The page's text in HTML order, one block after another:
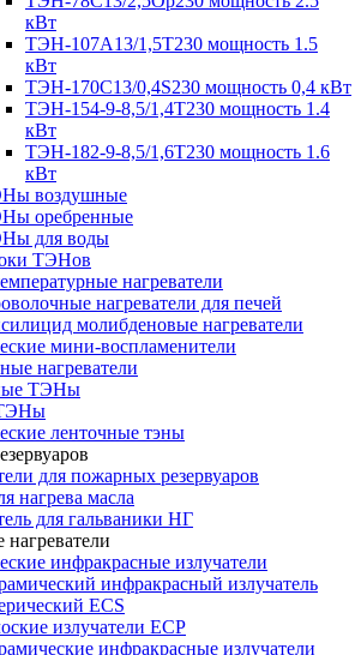
кВт
ТЭН-107А13/1,5Т230 мощность 1.5
кВт
ТЭН-170C13/0,4S230 мощность 0,4 кВт
ТЭН-154-9-8,5/1,4Т230 мощность 1.4
кВт
ТЭН-182-9-8,5/1,6Т230 мощность 1.6
кВт
воздушные
оребренные
для воды
ТЭНов
нагреватели
нагреватели для печей
молибденовые нагреватели
мини-воспламенители
нагреватели
ТЭНы
ленточные тэны
для пожарных резервуаров
нагрева масла
для гальваники НГ
инфракрасные излучатели
инфракрасный излучатель
ECS
излучатели ECP
инфракрасные излучатели